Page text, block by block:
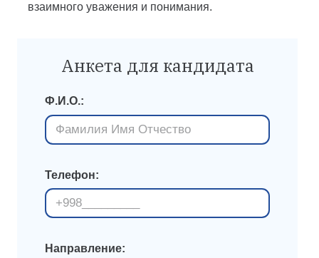
взаимного уважения и понимания.
Анкета для кандидата
Ф.И.О.:
Телефон:
Направление: